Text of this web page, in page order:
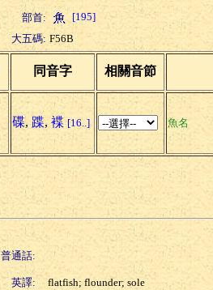
部首: [195]
大五碼: F56B
同音字 相關音節
碟, 蹀, 褋 [16..] 魚名
普通話:
英譯: flatfish; flounder; sole